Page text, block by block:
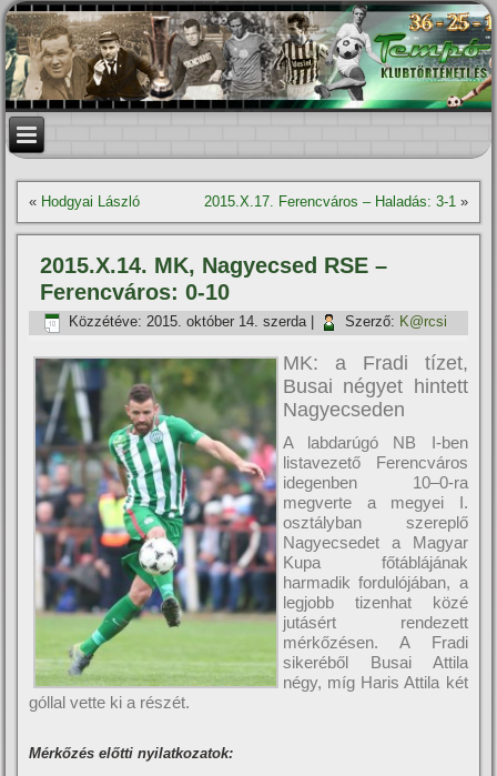
« Hodgyai László 2015.X.17. Ferencváros – Haladás: 3-1»
2015.X.14. MK, Nagyecsed RSE –
Ferencváros: 0-10
Közzétéve: 2015. október 14. szerda| Szerző: K@rcsi
MK: a Fradi tí­zet,
Busai négyet hintett
Nagyecseden
A labdarúgó NB I-ben
listavezető Ferencváros
idegenben 10–0-ra
megverte a megyei I.
osztályban szereplő
Nagyecsedet a Magyar
Kupa főtáblájának
harmadik fordulójában, a
legjobb tizenhat közé
jutásért rendezett
mérkőzésen. A Fradi
sikeréből Busai Attila
négy, mí­g Haris Attila két
góllal vette ki a részét.
Mérkőzés előtti nyilatkozatok: